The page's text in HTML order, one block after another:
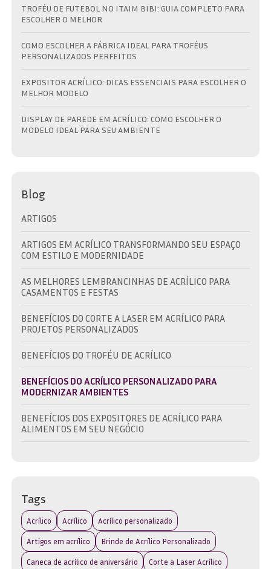
TROFÉU DE FUTEBOL NO ITAIM BIBI: GUIA COMPLETO PARA
ESCOLHER O MELHOR
COMO ESCOLHER A FÁBRICA IDEAL PARA TROFÉUS
PERSONALIZADOS PERFEITOS
EXPOSITOR ACRÍLICO: DICAS ESSENCIAIS PARA ESCOLHER O
MELHOR MODELO
DISPLAY DE PAREDE EM ACRÍLICO: COMO ESCOLHER O
MODELO IDEAL PARA SEU AMBIENTE
Blog
ARTIGOS
ARTIGOS EM ACRÍLICO TRANSFORMANDO SEU ESPAÇO
COM ESTILO E MODERNIDADE
AS MELHORES LEMBRANCINHAS DE ACRÍLICO PARA
CASAMENTOS E FESTAS
BENEFÍCIOS DO CORTE A LASER EM ACRÍLICO PARA
PROJETOS PERSONALIZADOS
BENEFÍCIOS DO TROFÉU DE ACRÍLICO
BENEFÍCIOS DO ACRÍLICO PERSONALIZADO PARA
MODERNIZAR AMBIENTES
BENEFÍCIOS DOS EXPOSITORES DE ACRÍLICO PARA
ALIMENTOS EM SEU NEGÓCIO
SUA MARCA E EVENTO
BRINDE EM ACRÍLICO: DESCUBRA AS MELHORES OPÇÕES
PARA SUA MARCA
BRINDE EM ACRÍLICO: DESCUBRA COMO ESCOLHER O
Tags
Acrílico Acrílico Acrílico personalizado
Artigos em acrílico Brinde de Acrílico Personalizado
Caneca de acrílico de aniversário Corte a Laser Acrílico